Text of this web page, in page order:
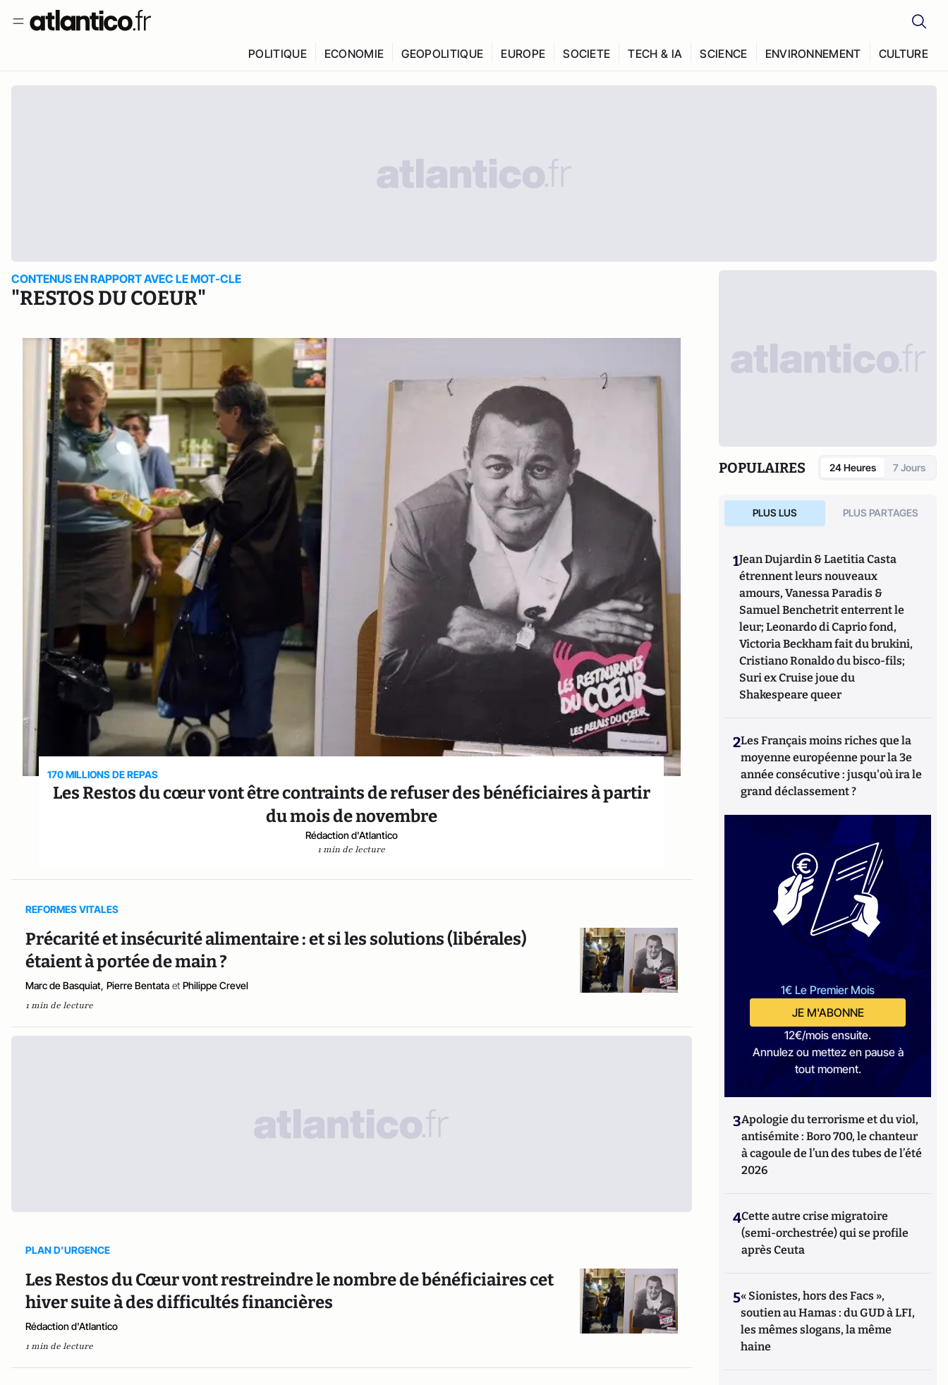
POLITIQUE ECONOMIE GEOPOLITIQUE EUROPE SOCIETE TECH & IA SCIENCE ENVIRONNEMENT CULTURE
CONTENUS EN RAPPORT AVEC LE MOT-CLE
"RESTOS DU COEUR"
170 MILLIONS DE REPAS
Les Restos du cœur vont être contraints de refuser des bénéficiaires à partir
du mois de novembre
Rédaction d'Atlantico
1 min de lecture
REFORMES VITALES
Précarité et insécurité alimentaire : et si les solutions (libérales)
étaient à portée de main ?
Marc de Basquiat, Pierre Bentata et Philippe Crevel
1 min de lecture
PLAN D’URGENCE
Les Restos du Cœur vont restreindre le nombre de bénéficiaires cet
hiver suite à des difficultés financières
Rédaction d'Atlantico
1 min de lecture
POPULAIRES 24 Heures 7 Jours
PLUS LUS PLUS PARTAGES
1Jean Dujardin & Laetitia Casta
étrennent leurs nouveaux
amours, Vanessa Paradis &
Samuel Benchetrit enterrent le
leur; Leonardo di Caprio fond,
Victoria Beckham fait du brukini,
Cristiano Ronaldo du bisco-fils;
Suri ex Cruise joue du
Shakespeare queer
2Les Français moins riches que la
moyenne européenne pour la 3e
année consécutive : jusqu'où ira le
grand déclassement ?
1€ Le Premier Mois
JE M'ABONNE
12€/mois ensuite.
Annulez ou mettez en pause à
tout moment.
3Apologie du terrorisme et du viol,
antisémite : Boro 700, le chanteur
à cagoule de l’un des tubes de l’été
2026
4Cette autre crise migratoire
(semi-orchestrée) qui se profile
après Ceuta
5« Sionistes, hors des Facs »,
soutien au Hamas : du GUD à LFI,
les mêmes slogans, la même
haine